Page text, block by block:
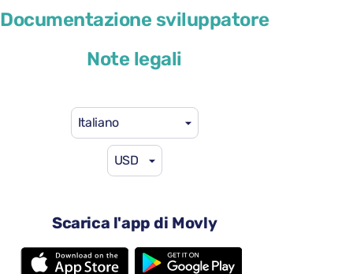
Documentazione sviluppatore
Note legali
Italiano
USD
Scarica l'app di Movly
o simile
al giorno
Cambio automatico
5 sedili
2 valigie grandi